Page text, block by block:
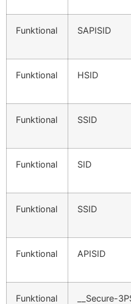
Funktional SAPISID
Funktional HSID
Funktional SSID
Funktional SID
Funktional SSID
Funktional APISID
Funktional __Secure-